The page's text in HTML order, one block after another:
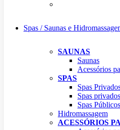
Spas / Saunas e
SAUNAS
Saunas
Acessórios
SPAS
Spas
Spas
Spas Públicos
Hidromassagem
ACESSÓRIOS